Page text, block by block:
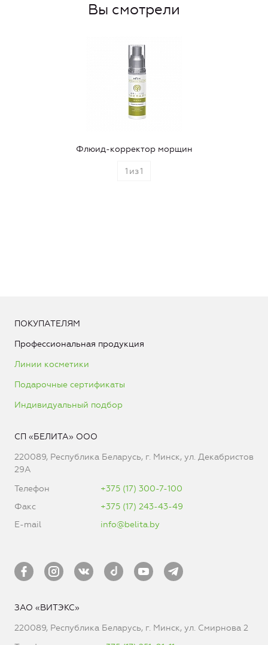
Вы смотрели
Флюид-корректор морщин
1 из1
ПОКУПАТЕЛЯМ
Профессиональная продукция
Линии косметики
Подарочные сертификаты
Индивидуальный подбор
СП «БЕЛИТА» ООО
220089, Республика Беларусь, г. Минск, ул. Декабристов
29А
Телефон
+375 (17) 300-7-100
Факс
+375 (17) 243-43-49
E-mail
info@belita.by
ЗАО «ВИТЭКС»
220089, Республика Беларусь, г. Минск, ул. Смирнова 2